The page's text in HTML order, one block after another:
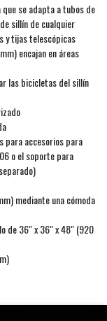
se adapta a tubos de
sillín de cualquier
y tijas telescópicas
encajan en áreas
las bicicletas del sillín
para accesorios para
o el soporte para
mediante una cómoda
de 36" x 36" x 48" (920